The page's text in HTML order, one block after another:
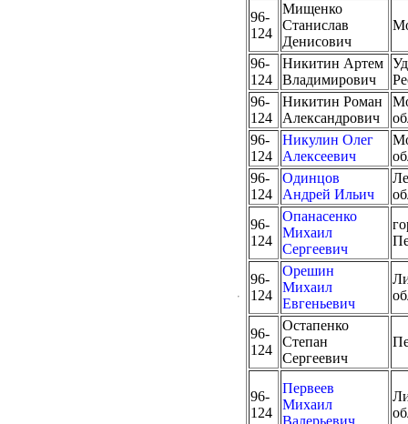
96-
124
Мищенко
Станислав
Денисович
96-
124
Никитин Артем
Владимирович
96-
124
Никитин Роман
Александрович
96-
124
Никулин Олег
Алексеевич
96-
124
Одинцов
Андрей Ильич
96-
124
Опанасенко
Михаил
Сергеевич
96-
124
Орешин
Михаил
Евгеньевич
96-
124
Остапенко
Степан
Сергеевич
96-
124
Первеев
Михаил
Валерьевич